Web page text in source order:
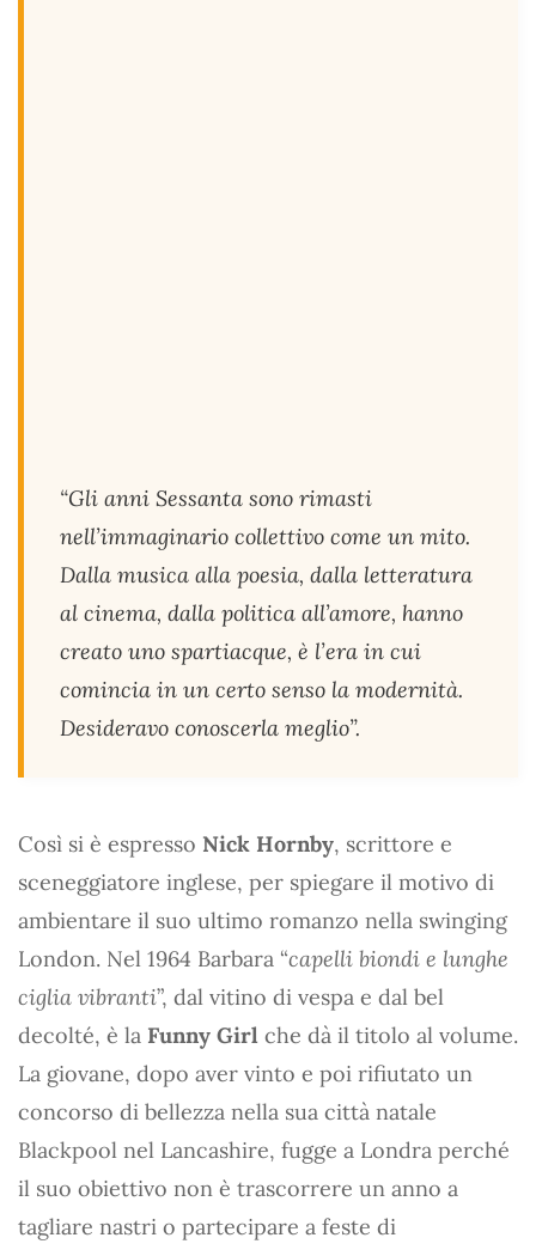
“Gli anni Sessanta sono rimasti
nell’immaginario collettivo come un mito.
Dalla musica alla poesia, dalla letteratura
al cinema, dalla politica all’amore, hanno
creato uno spartiacque, è l’era in cui
comincia in un certo senso la modernità.
Desideravo conoscerla meglio”.
Così si è espresso Nick Hornby, scrittore e
sceneggiatore inglese, per spiegare il motivo di
ambientare il suo ultimo romanzo nella swinging
London. Nel 1964 Barbara “capelli biondi e lunghe
ciglia vibranti”, dal vitino di vespa e dal bel
decolté, è la Funny Girl che dà il titolo al volume.
La giovane, dopo aver vinto e poi rifiutato un
concorso di bellezza nella sua città natale
Blackpool nel Lancashire, fugge a Londra perché
il suo obiettivo non è trascorrere un anno a
tagliare nastri o partecipare a feste di